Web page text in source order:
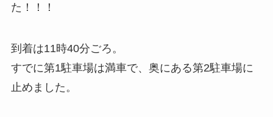
た！！！
到着は11時40分ごろ。
すでに第1駐車場は満車で、奥にある第2駐車場に
止めました。